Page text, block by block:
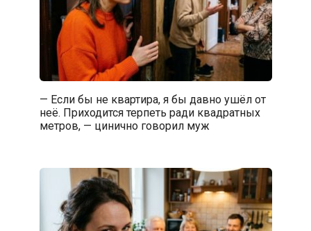
— Если бы не квартира, я бы давно ушёл от
неё. Приходится терпеть ради квадратных
метров, — цинично говорил муж